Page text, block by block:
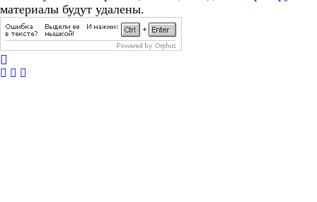
материалы будут удалены.